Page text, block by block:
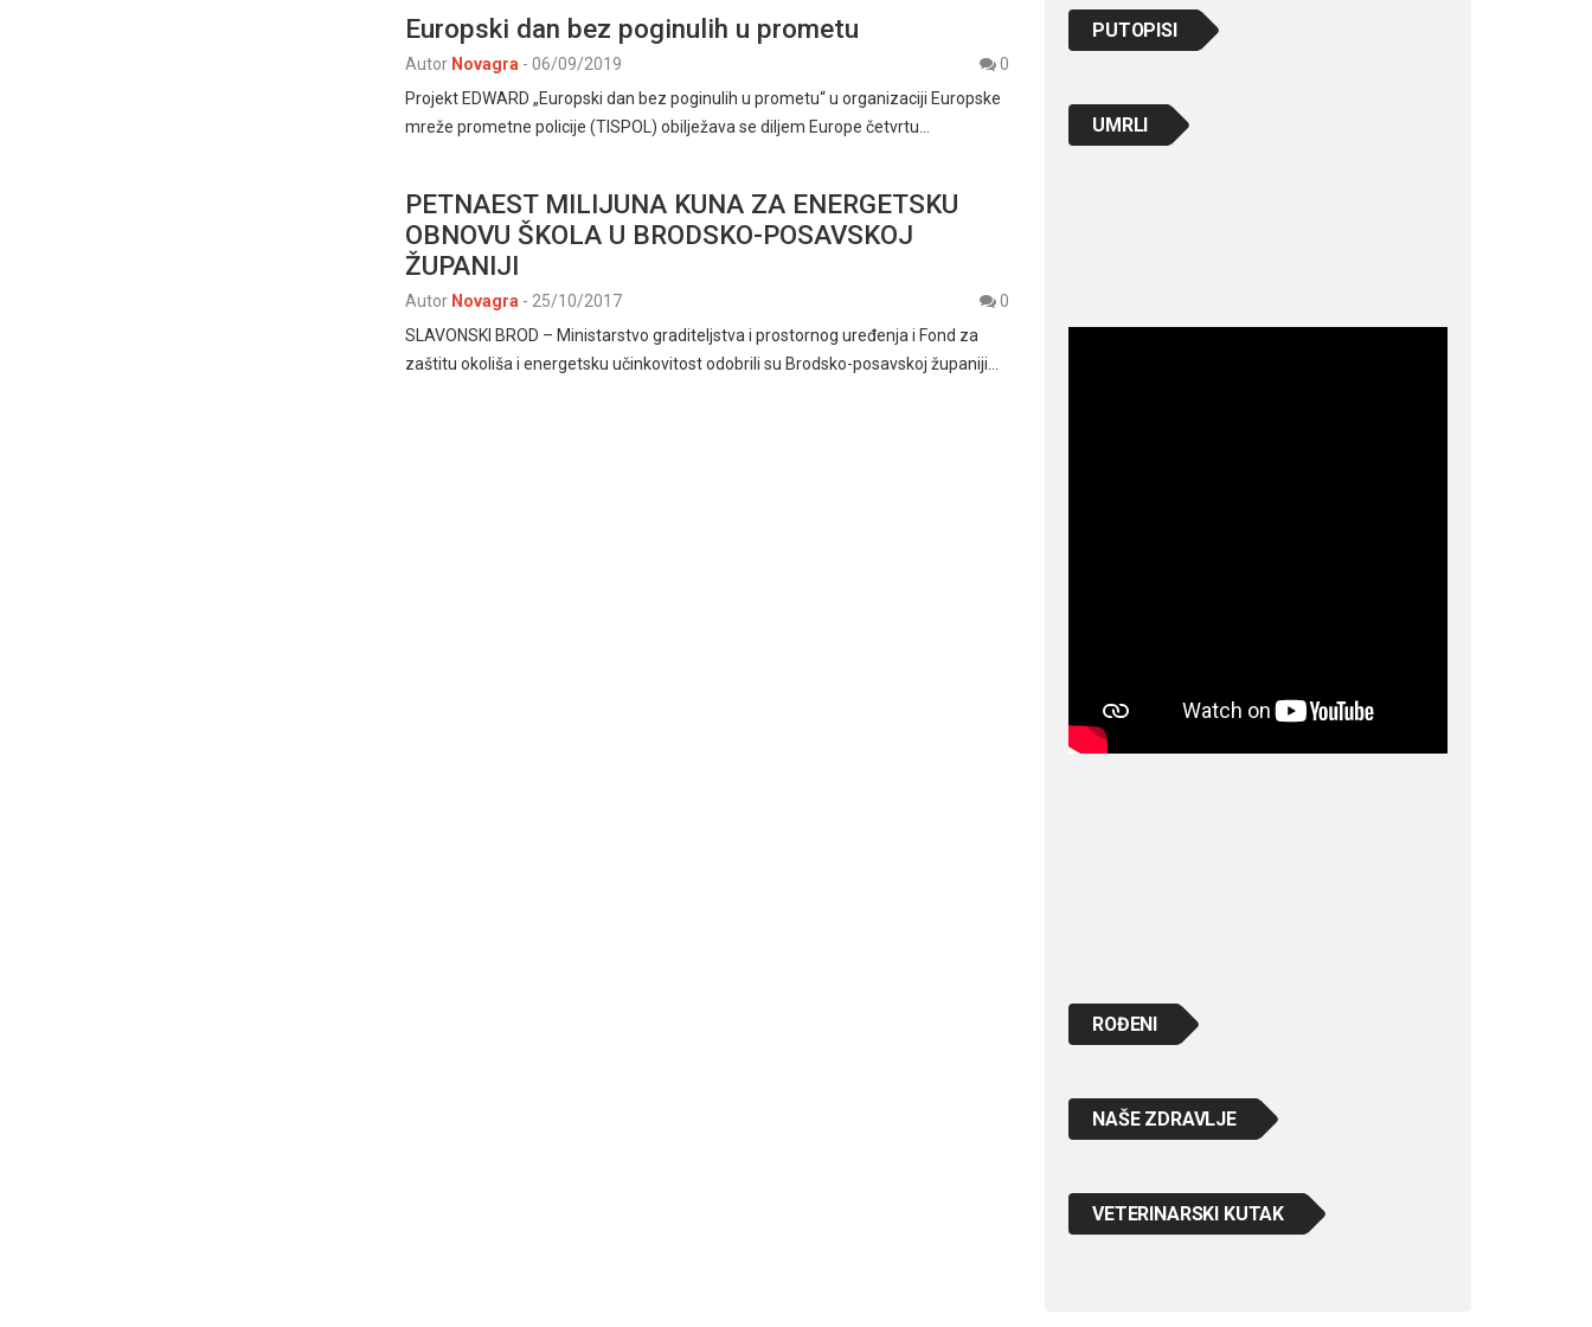
Europski dan bez poginulih u prometu
Autor Novagra - 06/09/2019
0
Projekt EDWARD „Europski dan bez poginulih u prometu“ u organizaciji Europske
mreže prometne policije (TISPOL) obilježava se diljem Europe četvrtu…
PETNAEST MILIJUNA KUNA ZA ENERGETSKU
OBNOVU ŠKOLA U BRODSKO-POSAVSKOJ
ŽUPANIJI
Autor Novagra - 25/10/2017
0
SLAVONSKI BROD – Ministarstvo graditeljstva i prostornog uređenja i Fond za
zaštitu okoliša i energetsku učinkovitost odobrili su Brodsko-posavskoj županiji…
PUTOPISI
UMRLI
ROĐENI
NAŠE ZDRAVLJE
VETERINARSKI KUTAK